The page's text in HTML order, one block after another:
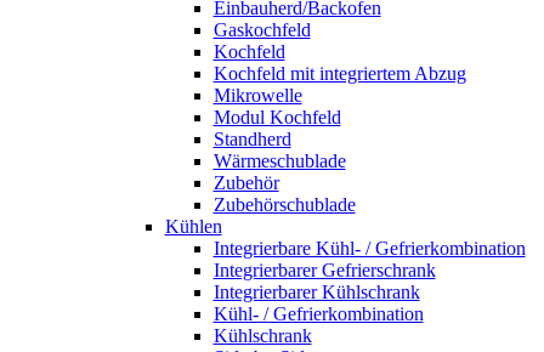
Einbauherd/Backofen
Gaskochfeld
Kochfeld
Kochfeld mit integriertem Abzug
Mikrowelle
Modul Kochfeld
Standherd
Wärmeschublade
Zubehör
Zubehörschublade
Kühlen
Integrierbare Kühl- / Gefrierkombination
Integrierbarer Gefrierschrank
Integrierbarer Kühlschrank
Kühl- / Gefrierkombination
Kühlschrank